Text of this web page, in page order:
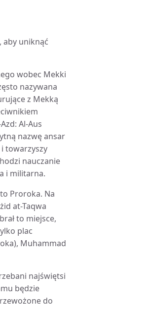
aby uniknąć
wobec Mekki
nazywana
z Mekką
Al-Aus
nazwę ansar
towarzyszy
nauczanie
i militarna.
Proroka. Na
at-Taqwa
to miejsce,
plac
Muhammad
najświętsi
będzie
do